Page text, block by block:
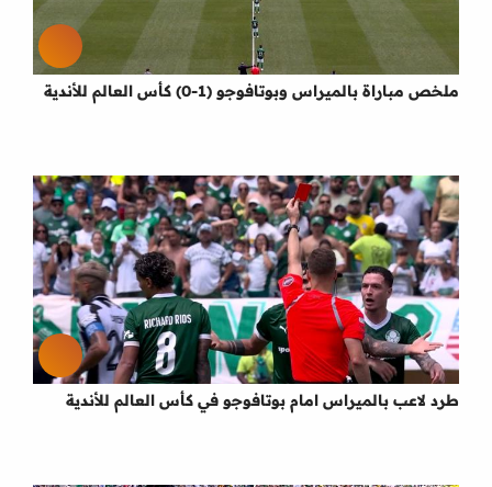
ملخص مباراة بالميراس وبوتافوجو (1-0) كأس العالم للأندية
طرد لاعب بالميراس امام بوتافوجو في كأس العالم للأندية